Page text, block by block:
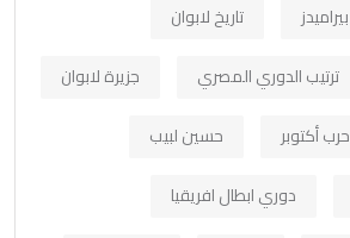
بيراميدز
تاريخ لابوان
ترتيب الدوري المصري
جزيرة لابوان
حرب أكتوبر
حسين لبيب
دوري ابطال افريقيا